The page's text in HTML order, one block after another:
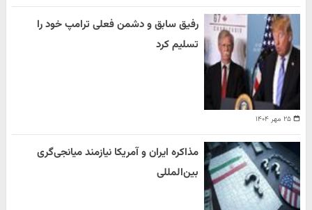
۲۵ مهر ۱۴۰۴
رفیق سابق و دشمن فعلی ترامپ خود را
تسلیم کرد
مذاکره ایران و آمریکا نیازمند میانجی‌گری
بین‌المللی